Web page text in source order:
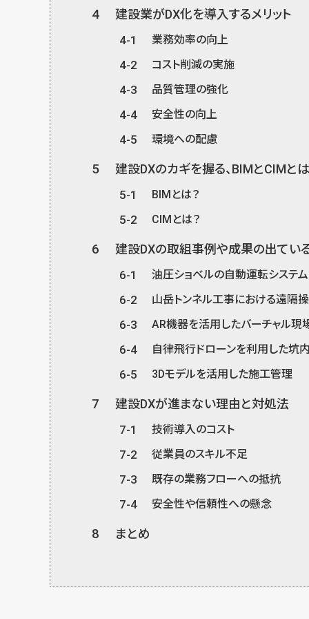
4 建設業がDX化を導入するメリット
4-1 業務効率の向上
4-2 コスト削減の実施
4-3 品質管理の強化
4-4 安全性の向上
4-5 環境への配慮
5 建設DXのカギを握る、BIMとCIMとは
5-1 BIMとは？
5-2 CIMとは？
6 建設DXの取組事例や成果の出てい
6-1 油圧ショベルの自動運転システム
6-2 山岳トンネル工事における遠隔
6-3 AR機器を活用したバーチャル現
6-4 自律飛行ドローンを利用した坑
6-5 3Dモデルを活用した施工管理
7 建設DXが進まない理由と対処法
7-1 技術導入のコスト
7-2 従業員のスキル不足
7-3 既存の業務フローへの抵抗
7-4 安全性や信頼性への懸念
8 まとめ